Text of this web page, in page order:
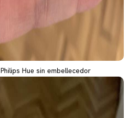
Hue sin embellecedor